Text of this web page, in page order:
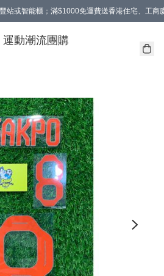
站或智能櫃；滿$1000免運費送香港住宅、工商
運動潮流團購